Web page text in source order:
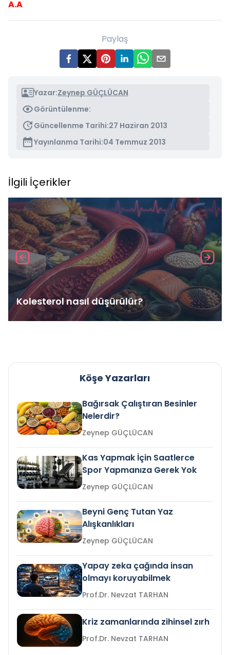
A.A
Paylaş
Yazar:Zeynep GÜÇLÜCAN
Görüntülenme:
Güncellenme Tarihi:27 Haziran 2013
Yayınlanma Tarihi:04 Temmuz 2013
İlgili İçerikler
Kolesterol nasıl düşürülür?
Köşe Yazarları
Bağırsak Çalıştıran Besinler
Nelerdir?
Zeynep GÜÇLÜCAN
Kas Yapmak İçin Saatlerce
Spor Yapmanıza Gerek Yok
Zeynep GÜÇLÜCAN
Beyni Genç Tutan Yaz
Alışkanlıkları
Zeynep GÜÇLÜCAN
Yapay zeka çağında insan
olmayı koruyabilmek
Prof.Dr. Nevzat TARHAN
Kriz zamanlarında zihinsel zırh
Prof.Dr. Nevzat TARHAN